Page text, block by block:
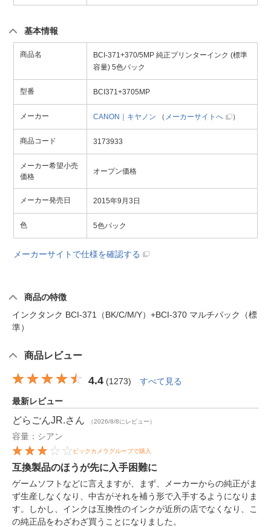
基本情報
商品名
BCI-371+370/5MP 純正プリンターインク (標準
容量) 5色パック
型番 BCI371+3705MP
メーカー CANON｜キヤノン （ メーカーサイトへ ）
商品コード 3173933
メーカー希望小売
価格
オープン価格
メーカー発売日 2015年9月3日
色 5色パック
メーカーサイトで仕様を確認する
商品の特徴
インクタンク BCI-371（BK/C/M/Y）+BCI-370 マルチパック（標
準）
商品レビュー
4.4 (1273) すべて見る
最新レビュー
どらごんJR.さん （2026/8/8にレビュー）
容量：シアン
ビックカメラグループで購入
互換製品のほうが先に入手困難に
ゲームソフトなどに言えますが、まず、メーカーからの純正がま
ず生産しなくなり、中古がそれを補う形で入手するようになりま
す。しかし、インクは互換性のインクが近所の店でなくなり、こ
の純正品をわざわざ買うことになりました。